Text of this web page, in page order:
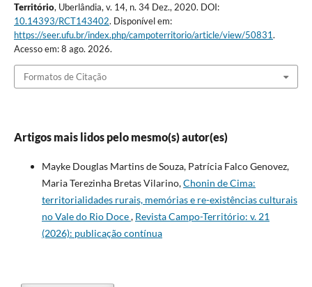
Território, Uberlândia, v. 14, n. 34 Dez., 2020. DOI:
10.14393/RCT143402. Disponível em:
https://seer.ufu.br/index.php/campoterritorio/article/view/50831.
Acesso em: 8 ago. 2026.
Formatos de Citação
Artigos mais lidos pelo mesmo(s) autor(es)
Mayke Douglas Martins de Souza, Patrícia Falco Genovez,
Maria Terezinha Bretas Vilarino,Chonin de Cima:
territorialidades rurais, memórias e re-existências culturais
no Vale do Rio Doce, Revista Campo-Território: v. 21
(2026): publicação contínua